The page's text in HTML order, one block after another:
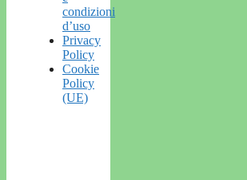
condizioni
d’uso
Privacy
Policy
Cookie
Policy
(UE)